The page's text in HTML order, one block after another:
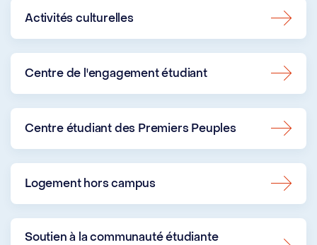
Activités culturelles
Centre de l'engagement étudiant
Centre étudiant des Premiers Peuples
Logement hors campus
Soutien à la communauté étudiante